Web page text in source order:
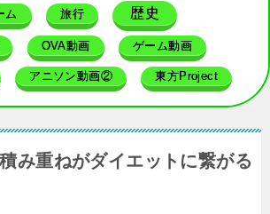
ム 旅行 歴史
OVA動画 ゲーム動画
アニソン動画② 東方Project
み重ねがダイエットに繋がる